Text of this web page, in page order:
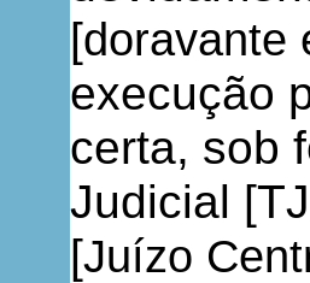
[doravante
execução
certa, sob
Judicial
[Juízo